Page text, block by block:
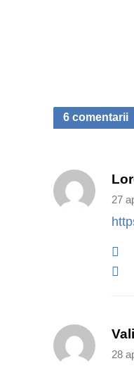
6 comentarii
27
28